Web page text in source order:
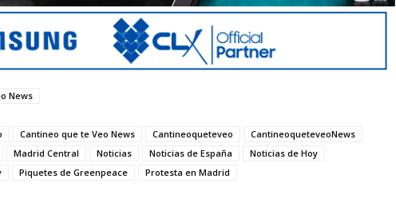
News
Cantineo que te Veo News Cantineoqueteveo
CantineoqueteveoNews
Madrid Central Noticias Noticias de España
Noticias de Hoy
Piquetes de Greenpeace Protesta en Madrid